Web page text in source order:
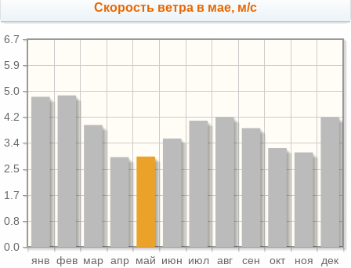
Скорость ветра в мае, м/с
янв фев мар апр май июн июл авг сен окт ноя дек
0.0
0.8
1.7
2.5
3.4
4.2
5.0
5.9
6.7